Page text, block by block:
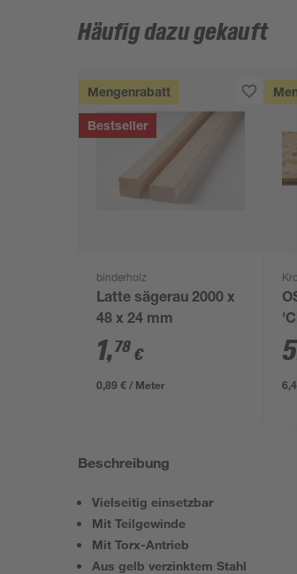
Häufig dazu gekauft
Mengenrabatt
Bestseller
binderholz
Latte sägerau 2000 x
48 x 24 mm
1,78 €
0,89 € / Meter
5
Beschreibung
Vielseitig einsetzbar
Mit Teilgewinde
Mit Torx-Antrieb
Aus gelb verzinktem Stahl